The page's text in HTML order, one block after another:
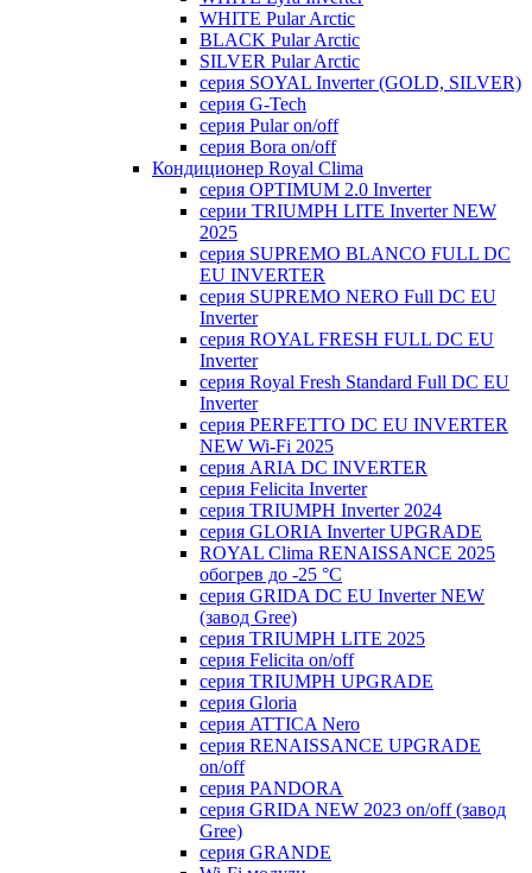
WHITE Pular Arctic
BLACK Pular Arctic
SILVER Pular Arctic
серия SOYAL Inverter (GOLD, SILVER)
серия G-Tech
серия Pular on/off
серия Bora on/off
Кондиционер Royal Clima
серия OPTIMUM 2.0 Inverter
серии TRIUMPH LITE Inverter NEW
2025
серия SUPREMO BLANCO FULL DC
EU INVERTER
серия SUPREMO NERO Full DC EU
Inverter
серия ROYAL FRESH FULL DC EU
Inverter
серия Royal Fresh Standard Full DC EU
Inverter
серия PERFETTO DC EU INVERTER
NEW Wi-Fi 2025
серия ARIA DC INVERTER
серия Felicita Inverter
серия TRIUMPH Inverter 2024
серия GLORIA Inverter UPGRADE
ROYAL Clima RENAISSANCE 2025
обогрев до -25 °С
серия GRIDA DC EU Inverter NEW
(завод Gree)
серия TRIUMPH LITE 2025
серия Felicita on/off
серия TRIUMPH UPGRADE
серия Gloria
серия ATTICA Nero
серия RENAISSANCE UPGRADE
on/off
серия PANDORA
серия GRIDA NEW 2023 on/off (завод
Gree)
серия GRANDE